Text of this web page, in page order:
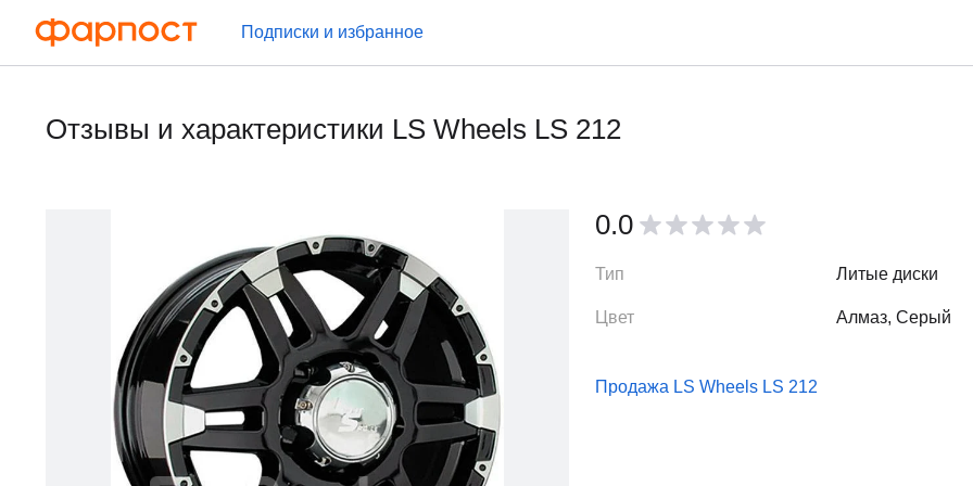
Подписки и избранное
Отзывы и характеристики LS Wheels LS 212
0.0
Тип Литые диски
Цвет Алмаз, Серый
Продажа LS Wheels LS 212